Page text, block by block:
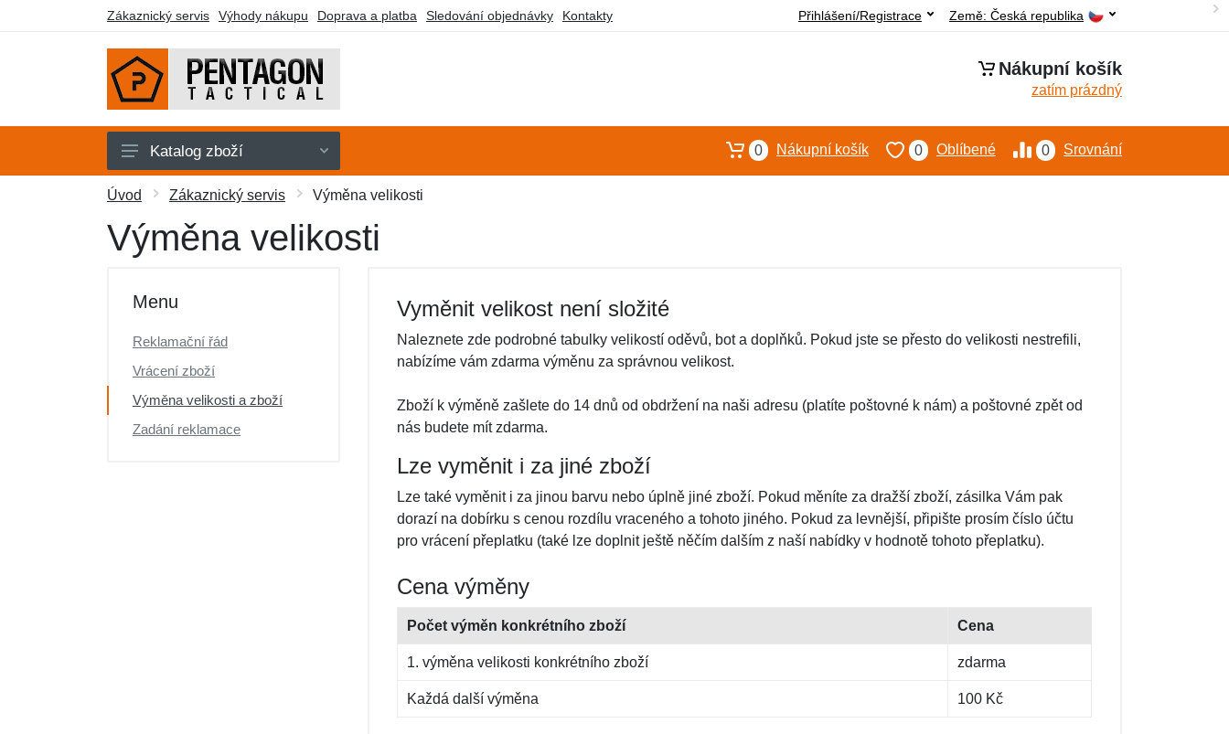
Zákaznický servis Výhody nákupu Doprava a platba Sledování objednávky Kontakty Země: Česká republika
Přihlášení/Registrace
Nákupní košík
zatím prázdný
Pánské
Dámské
Doplňky
Výprodej
Katalog zboží 0 Srovnání
0 Oblíbené
0 Nákupní košík
Úvod Zákaznický servis Výměna velikosti
Výměna velikosti
Menu
Reklamační řád
Vrácení zboží
Výměna velikosti a zboží
Zadání reklamace
Vyměnit velikost není složité
Naleznete zde podrobné tabulky velikostí oděvů, bot a doplňků. Pokud jste se přesto do velikosti nestrefili,
nabízíme vám zdarma výměnu za správnou velikost.
Zboží k výměně zašlete do 14 dnů od obdržení na naši adresu (platíte poštovné k nám) a poštovné zpět od
nás budete mít zdarma.
Lze vyměnit i za jiné zboží
Lze také vyměnit i za jinou barvu nebo úplně jiné zboží. Pokud měníte za dražší zboží, zásilka Vám pak
dorazí na dobírku s cenou rozdílu vraceného a tohoto jiného. Pokud za levnější, připište prosím číslo účtu
pro vrácení přeplatku (také lze doplnit ještě něčím dalším z naší nabídky v hodnotě tohoto přeplatku).
Cena výměny
Počet výměn konkrétního zboží Cena
1. výměna velikosti konkrétního zboží zdarma
Každá další výměna 100 Kč